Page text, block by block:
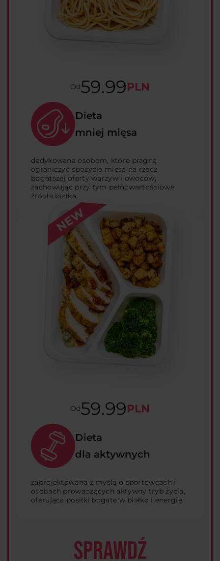
Od59.99PLN
Dieta
mniej mięsa
dedykowana osobom, które pragną
ograniczyć spożycie mięsa na rzecz
bogatszej oferty warzyw i owoców,
zachowując przy tym pełnowartościowe
źródła białka.
Od59.99PLN
Dieta
dla aktywnych
zaprojektowana z myślą o sportowcach i
osobach prowadzących aktywny tryb życia,
oferująca posiłki bogate w białko i energię.
SPRAWDŹ